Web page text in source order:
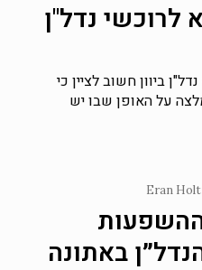
לרוכשי נדל"ן
ביוון חשוב לציין כי
על האופן שבו יש
Eran
ההשפעות
באתונה